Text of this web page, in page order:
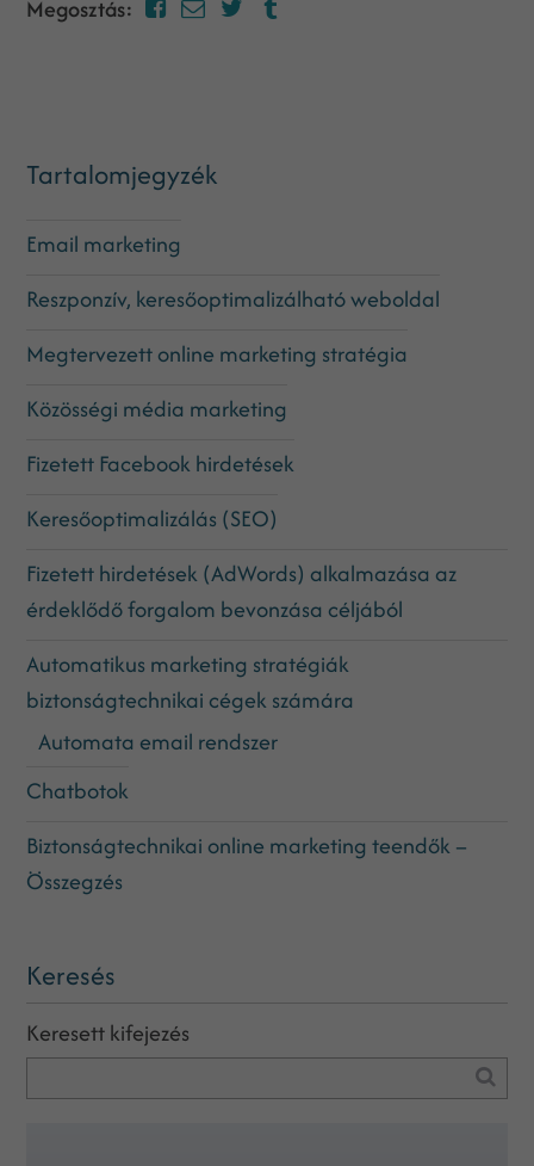
Megosztás:
Tartalomjegyzék
Email marketing
Reszponzív, keresőoptimalizálható weboldal
Megtervezett online marketing stratégia
Közösségi média marketing
Fizetett Facebook hirdetések
Keresőoptimalizálás (SEO)
Fizetett hirdetések (AdWords) alkalmazása az
érdeklődő forgalom bevonzása céljából
Automatikus marketing stratégiák
biztonságtechnikai cégek számára
Automata email rendszer
Chatbotok
Biztonságtechnikai online marketing teendők –
Összegzés
Keresés
Keresett kifejezés